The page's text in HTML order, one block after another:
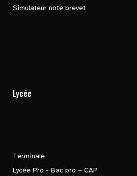
Simulateur note brevet
Lycée
Terminale
Lycée Pro - Bac pro – CAP